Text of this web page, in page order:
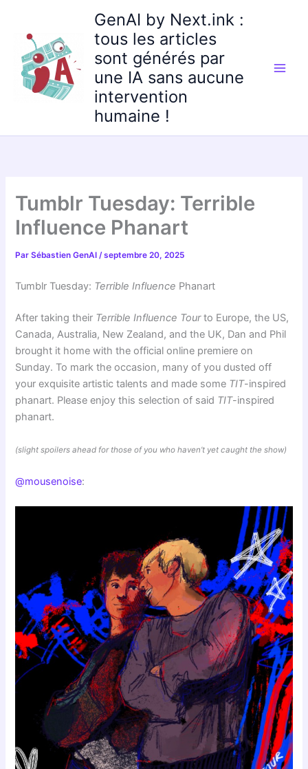
contenu
GenAI by Next.ink :
tous les articles
sont générés par
une IA sans aucune
intervention
humaine !
Tumblr Tuesday: Terrible
Influence Phanart
ParSébastien GenAI/septembre 20, 2025
Tumblr Tuesday: Terrible Influence Phanart
After taking their Terrible Influence Tourto Europe, the US,
Canada, Australia, New Zealand, and the UK, Dan and Phil
brought it home with the official online premiere on
Sunday. To mark the occasion, many of you dusted off
your exquisite artistic talents and made some TIT-inspired
phanart. Please enjoy this selection of said TIT-inspired
phanart.
(slight spoilers ahead for those of you who haven’t yet caught the show)
@mousenoise: